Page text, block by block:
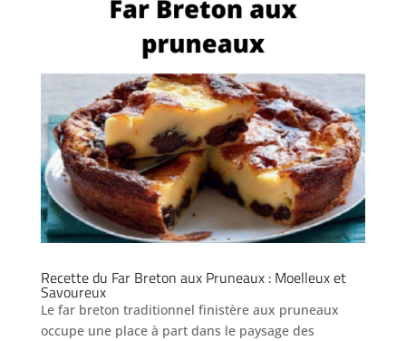
Recette du Far Breton aux Pruneaux : Moelleux et
Savoureux
Le far breton traditionnel finistère aux pruneaux
occupe une place à part dans le paysage des